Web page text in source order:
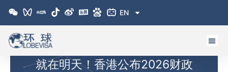
EN
就在明天！香港公布2026财政